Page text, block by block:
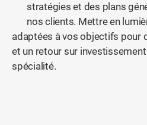
stratégies et des plans
nos clients. Mettre en
adaptées à vos objectifs pour
et un retour sur
spécialité.